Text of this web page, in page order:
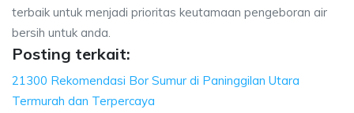
terbaik untuk menjadi prioritas keutamaan pengeboran air
bersih untuk anda.
Posting terkait:
21300 Rekomendasi Bor Sumur di Paninggilan Utara
Termurah dan Terpercaya